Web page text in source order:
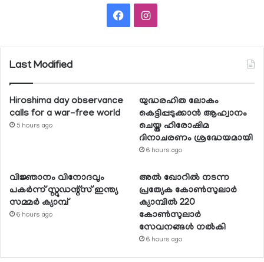
FacebookInstagram
Last Modified
Hiroshima day observance
calls for a war-free world
5 hours ago
യുദ്ധരഹിത ലോകം
കെട്ടിപ്പടുക്കാന്‍ ആഹ്വാനം
ചെയ്ത ഹിരോഷിമ
ദിനാചരണം ശ്രദ്ധേയമായി
6 hours ago
വിജ്ഞാനം വിനോദവും
പകര്‍ന്ന് സ്റ്റുഡന്റ്‌സ് ഇന്ത്യ
സമ്മര്‍ ക്യാമ്പ്
6 hours ago
അല്‍ ഖോറില്‍ നടന്ന
പ്രത്യേക കോണ്‍സുലാര്‍
ക്യാമ്പില്‍ 220
കോണ്‍സുലാര്‍
സേവനങ്ങള്‍ നല്‍കി
6 hours ago